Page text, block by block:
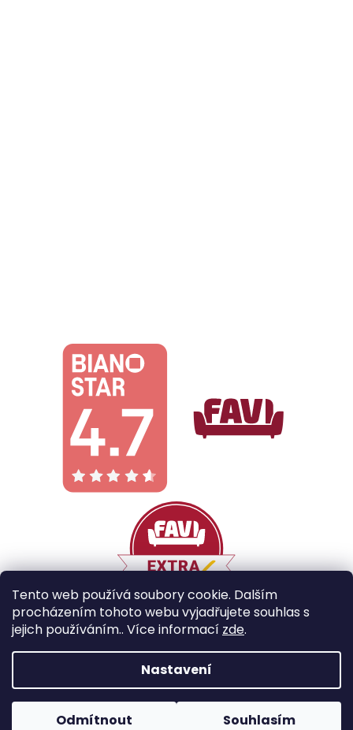
Tento web používá soubory cookie. Dalším
procházením tohoto webu vyjadřujete souhlas s
jejich používáním.. Více informací zde.
Nastavení
Odmítnout Souhlasím
Vytvořil Shoptet
Copyright 2026Galobe. Všechna práva vyhrazena.
Upravit nastavení cookies